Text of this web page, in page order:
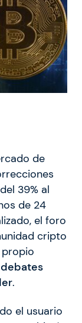
de
39% al
de 24
el foro
cripto
propio
.
el usuario